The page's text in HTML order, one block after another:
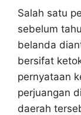
Salah satu
sebelum
belanda
bersifat
pernyataan
perjuangan
daerah